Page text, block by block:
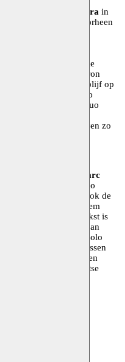
werk danst Nacera in
werk zegt ze zelf: “Doorheen
steeds
twee dansers,
vraagstelling: hoe
Deze minimale
een onuitputtelijke bron
ik geconcentreerd blijf op
aan de oppervlakte. Zo
vorige. Elk nieuw duo
ervaring en is
van het leven zo
te werken besliste
Marc
Zoals voor elke solo
en meteen ook de
compositie voor stem
minuten duurt. De tekst is
uit de cyclus ‘Sonette an
. De solo
een balans tussen
en diep verborgen zit en
in een buitenwaartse
staan